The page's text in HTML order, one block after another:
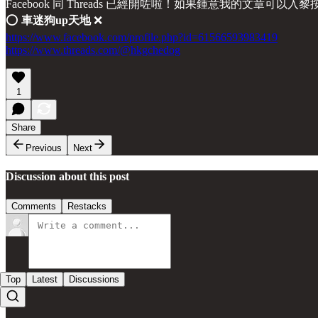
Facebook 同 Threads 已經開咗啦！如果鍾意我的文章可以入黎
⭕️ 車迷狗up天地❌
https://www.facebook.com/profile.php?id=61566593983419
https://www.threads.com/@hkgchedog
1
Share
Previous
Next
Discussion about this post
Comments Restacks
Top Latest Discussions